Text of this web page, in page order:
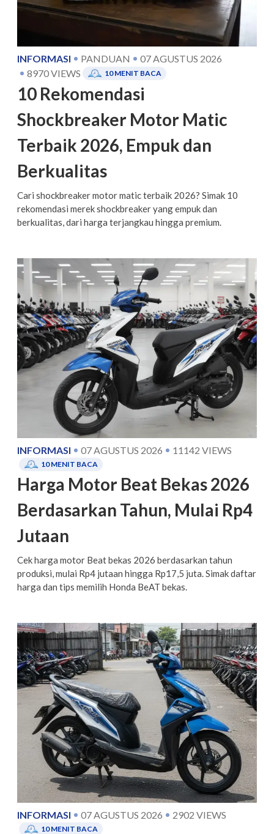
INFORMASI PANDUAN
07 AGUSTUS 2026
8970VIEWS 10MENIT BACA
10 Rekomendasi
Shockbreaker Motor Matic
Terbaik 2026, Empuk dan
Berkualitas
Cari shockbreaker motor matic terbaik 2026? Simak 10
rekomendasi merek shockbreaker yang empuk dan
berkualitas, dari harga terjangkau hingga premium.
INFORMASI 07 AGUSTUS 2026 11142 VIEWS
10MENIT BACA
Harga Motor Beat Bekas 2026
Berdasarkan Tahun, Mulai Rp4
Jutaan
Cek harga motor Beat bekas 2026 berdasarkan tahun
produksi, mulai Rp4 jutaan hingga Rp17,5 juta. Simak daftar
harga dan tips memilih Honda BeAT bekas.
INFORMASI 07 AGUSTUS 2026 2902 VIEWS
10MENIT BACA